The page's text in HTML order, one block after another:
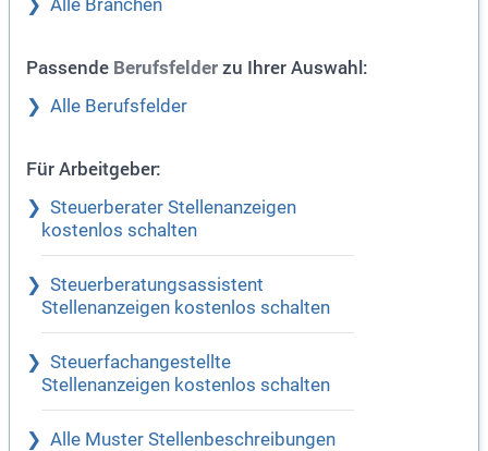
Alle Branchen
Passende Berufsfelder zu Ihrer Auswahl:
Alle Berufsfelder
Für Arbeitgeber:
Steuerberater Stellenanzeigen
kostenlos schalten
Steuerberatungsassistent
Stellenanzeigen kostenlos schalten
Steuerfachangestellte
Stellenanzeigen kostenlos schalten
Alle Muster Stellenbeschreibungen